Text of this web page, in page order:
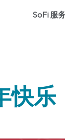
SoFi 服
乐